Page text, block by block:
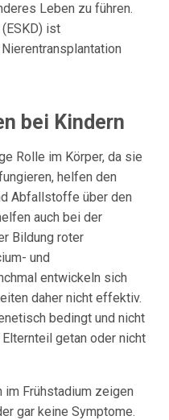
Leben zu führen.
ist
bei Kindern
Rolle im Körper, da sie
helfen den
Abfallstoffe über den
auch bei der
Bildung roter
und
entwickeln sich
daher nicht effektiv.
bedingt und nicht
getan oder nicht
im Frühstadium zeigen
gar keine Symptome.